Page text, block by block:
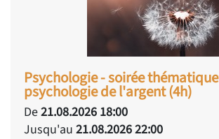
Psychologie - soirée
psychologie de l'argent (4h)
De21.08.2026 18:00
Jusqu'au 21.08.2026 22:00